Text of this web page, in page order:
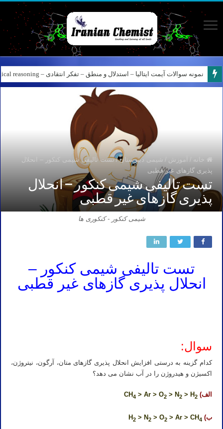
نمونه سوالات آیمت ایتالیا – استدلال و منطق – تفکر انتقادی – Logical reasoning – پارت ۸
خانه / آموزش / شیمی دبیرستان / تست تالیفی شیمی کنکور – انحلال
پذیری گازهای غیر قطبی
تست تالیفی شیمی کنکور – انحلال
پذیری گازهای غیر قطبی
شیمی کنکور - کنکوری ها
تست تالیفی شیمی کنکور –
انحلال پذیری گازهای غیر قطبی
سوال:
کدام گزینه به درستی افزایش انحلال پذیری گازهای متان، آرگون، نیتروژن،
اکسیژن و هیدروژن را در آب نشان می دهد؟
الف) CH
4 > Ar > O2> N2> H2
ب) 2> N2> O2> Ar > CH4